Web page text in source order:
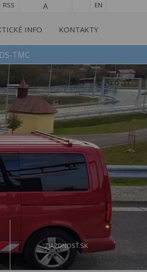
EN
RSS
INFO KONTAKTY
TMC
ZJAZDNOSŤ.SK